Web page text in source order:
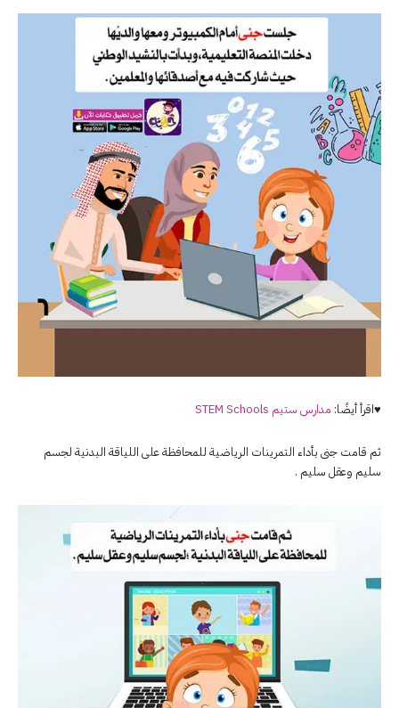
♥اقرأ أيضًا: مدارس ستيم STEM Schools
ثم قامت جنى بأداء التمرينات الرياضية للمحافظة على اللياقة البدنية لجسم
سليم وعقل سليم .